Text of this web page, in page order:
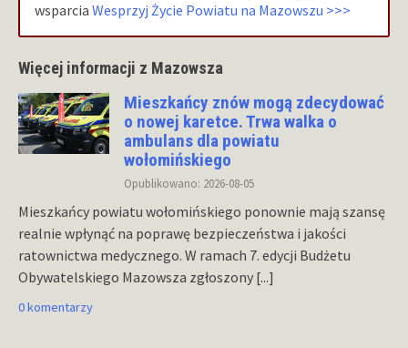
wsparcia Wesprzyj Życie Powiatu na Mazowszu >>>
Więcej informacji z Mazowsza
Mieszkańcy znów mogą zdecydować
o nowej karetce. Trwa walka o
ambulans dla powiatu
wołomińskiego
Opublikowano: 2026-08-05
Mieszkańcy powiatu wołomińskiego ponownie mają szansę
realnie wpłynąć na poprawę bezpieczeństwa i jakości
ratownictwa medycznego. W ramach 7. edycji Budżetu
Obywatelskiego Mazowsza zgłoszony [...]
0 komentarzy